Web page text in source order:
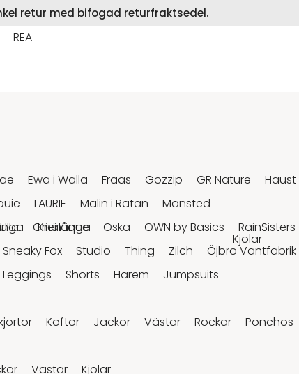
retur med bifogad returfraktsedel.
REA
Ewa i Walla Fraas Gozzip GR Nature
Haust
LAURIE Malin i Ratan
Mansted
Orientique Oska OWN by Basics
RainSisters
Sneaky Fox Studio Thing Zilch Öjbro Vantfabrik
Knälånga
Leggings Shorts Harem Jumpsuits
Kjolar
Koftor Jackor Västar Rockar Ponchos
Västar Kjolar